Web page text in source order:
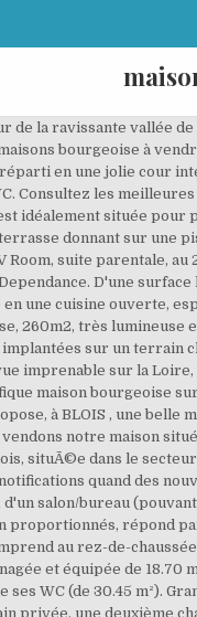
et ne souffrant d'aucune nuisance, ravissante maison bourgeoise Ã la dÃ©coration sobre et... Recevez des notifications quand des nouvelles annonces sont publiÃ©es ! Caves, nombreuses dépendances dont 2 garages. Disposant d'une vaste pièce de séjour avec cheminée, d'un salon/bureau (pouvant également faire office de chambre de plain pied), et de 5 chambres réparties sur 2 étages, cette maison de caractère aux volumes bien proportionnés, répond parfaitement aux attentes d'une famille cherchant praticité et fonctionnalité. Proches commodités. Cette grande propriété de 327 m² comprend au rez-de-chaussée (de 165 m²): une entrée (de 13 m²), un salon-séjour (de 61 m²), un débarras (de 4.27 m²), un coin repas (de 22.20 m²), une cuisine (aménagée et équipée de 18.70 m²), un cellier (de 15.35 m²) comprenant (cellier, dégagement, WC, buanderie) et une grande chambre 1 dotée de sa salle d'eau et de ses WC (de 30.45 m²). Grande pièce à vivre de 65 m² environ, un espace repas ouvert sur la piscine, une grande chambre parentale avec dressing et salle de bain privée, une deuxième chambre ou bureau, cuisine aménagée/équipée séparée. Ce bien vous est proposé par un agent commercial. Idéalement située venez découvrir cette maison sans à vis décorée avec goût. Visite virtuelle possible sur demande. Honoraires: 15.000 euros. Propriété idéale pour une activité de chambres d'hôtes voire de gîtes et comme d'habitude: Premiers Arrivés, Premiers Servis ! Entièrement close, elle préserve l'intimité de ses occupants et se décline en une longère principale